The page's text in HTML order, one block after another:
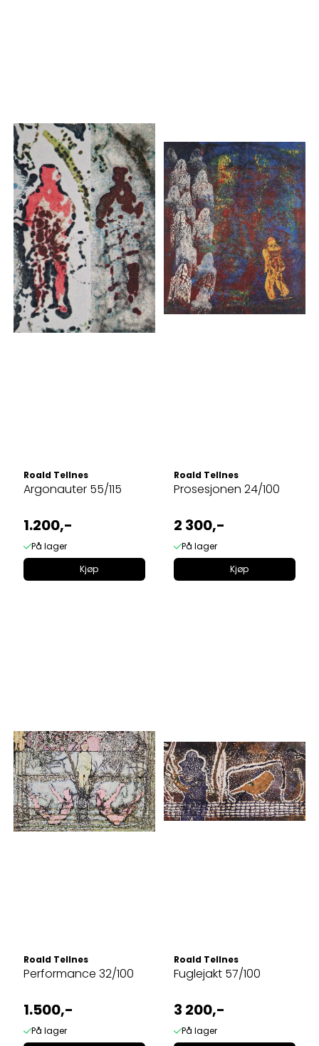
Roald Tellnes
Argonauter 55/115
1.200,-
På lager
Kjøp
Roald Tellnes
Prosesjonen 24/100
2 300,-
På lager
Kjøp
Roald Tellnes
Performance 32/100
1.500,-
På lager
Roald Tellnes
Fuglejakt 57/100
3 200,-
På lager